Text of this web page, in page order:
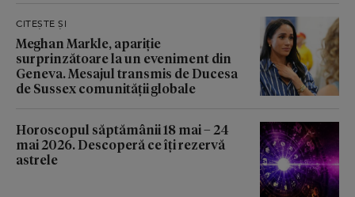
CITEȘTE ȘI
Meghan Markle, apariție
surprinzătoare la un eveniment din
Geneva. Mesajul transmis de Ducesa
de Sussex comunității globale
Horoscopul săptămânii 18 mai – 24
mai 2026. Descoperă ce îți rezervă
astrele